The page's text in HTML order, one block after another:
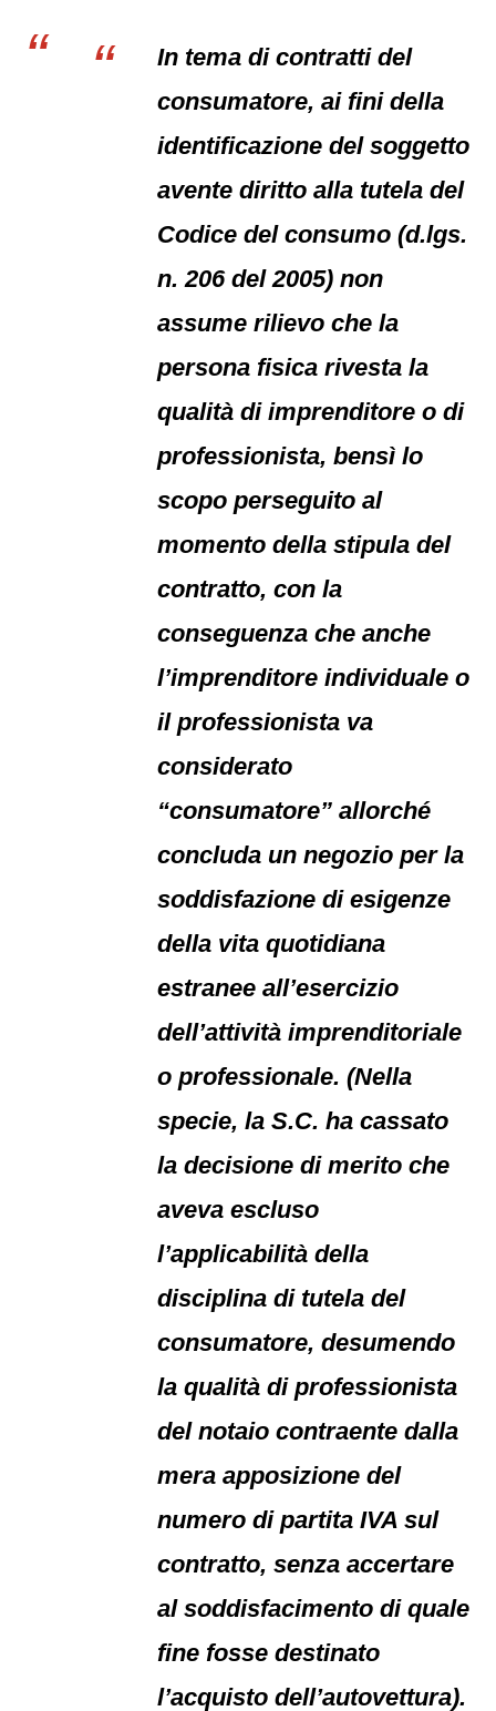
In tema di contratti del
consumatore, ai fini della
identificazione del soggetto
avente diritto alla tutela del
Codice del consumo (d.lgs.
n. 206 del 2005) non
assume rilievo che la
persona fisica rivesta la
qualità di imprenditore o di
professionista, bensì lo
scopo perseguito al
momento della stipula del
contratto, con la
conseguenza che anche
l’imprenditore individuale o
il professionista va
considerato
“consumatore” allorché
concluda un negozio per la
soddisfazione di esigenze
della vita quotidiana
estranee all’esercizio
dell’attività imprenditoriale
o professionale. (Nella
specie, la S.C. ha cassato
la decisione di merito che
aveva escluso
l’applicabilità della
disciplina di tutela del
consumatore, desumendo
la qualità di professionista
del notaio contraente dalla
mera apposizione del
numero di partita IVA sul
contratto, senza accertare
al soddisfacimento di quale
fine fosse destinato
l’acquisto dell’autovettura).